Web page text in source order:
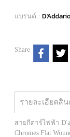
แบรนด์ : D'Addario
Share
รายละเอียดสิ
สายกีตาร์ไฟฟ้า
Chromes Flat